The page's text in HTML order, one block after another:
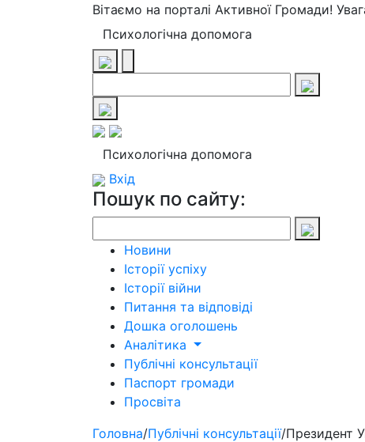
Вітаємо на порталі Активної Громади!
Психологічна допомога
Психологічна допомога
Вхід
Пошук по сайту:
Новини
Історії успіху
Історії війни
Питання та відповіді
Дошка оголошень
Аналітика
Публічні консультації
Паспорт громади
Просвіта
Головна/Публічні консультації/Президент